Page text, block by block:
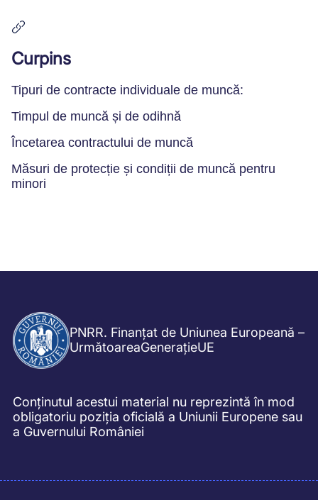
Curpins
Tipuri de contracte individuale de muncă:
Timpul de muncă și de odihnă
Încetarea contractului de muncă
Măsuri de protecție și condiții de muncă pentru
minori
PNRR. Finanțat de Uniunea Europeană –
UrmătoareaGenerațieUE
Conținutul acestui material nu reprezintă în mod
obligatoriu poziția oficială a Uniunii Europene sau
a Guvernului României